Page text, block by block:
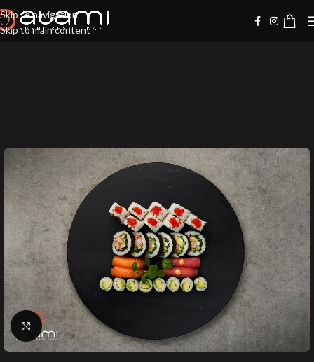
Skip to navigation
Skip to main content
Klik for at forstørre